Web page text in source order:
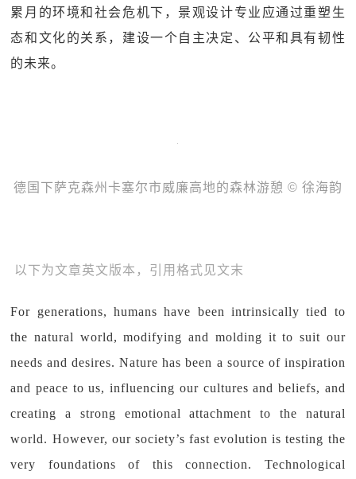
累月的环境和社会危机下，景观设计专业应通过重塑生
态和文化的关系，建设一个自主决定、公平和具有韧性
的未来。
德国下萨克森州卡塞尔市威廉高地的森林游憩 © 徐海韵
以下为文章英文版本，引用格式见文末
For generations, humans have been intrinsically tied to
the natural world, modifying and molding it to suit our
needs and desires. Nature has been a source of inspiration
and peace to us, influencing our cultures and beliefs, and
creating a strong emotional attachment to the natural
world. However, our society’s fast evolution is testing the
very foundations of this connection. Technological